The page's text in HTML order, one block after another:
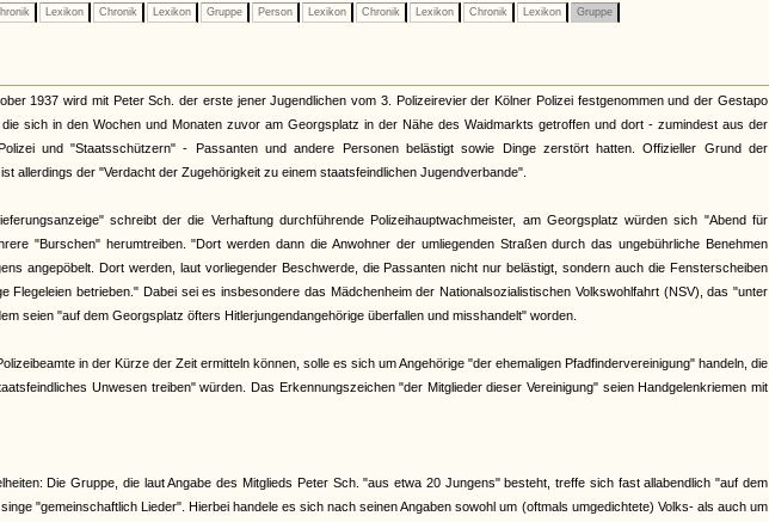
Lexikon Chronik Lexikon Gruppe Person Lexikon Chronik Lexikon Chronik Lexikon Gruppe
1937 wird mit Peter Sch. der erste jener Jugendlichen vom 3. Polizeirevier der Kölner Polizei festgenommen und der Gestapo
die sich in den Wochen und Monaten zuvor am Georgsplatz in der Nähe des Waidmarkts getroffen und dort - zumindest aus der
und "Staatsschützern" - Passanten und andere Personen belästigt sowie Dinge zerstört hatten. Offizieller Grund der
allerdings der "Verdacht der Zugehörigkeit zu einem staatsfeindlichen Jugendverbande".
schreibt der die Verhaftung durchführende Polizeihauptwachmeister, am Georgsplatz würden sich "Abend für
"Burschen" herumtreiben. "Dort werden dann die Anwohner der umliegenden Straßen durch das ungebührliche Benehmen
angepöbelt. Dort werden, laut vorliegender Beschwerde, die Passanten nicht nur belästigt, sondern auch die Fensterscheiben
Flegeleien betrieben." Dabei sei es insbesondere das Mädchenheim der Nationalsozialistischen Volkswohlfahrt (NSV), das "unter
seien "auf dem Georgsplatz öfters Hitlerjungendangehörige überfallen und misshandelt" worden.
in der Kürze der Zeit ermitteln können, solle es sich um Angehörige "der ehemaligen Pfadfindervereinigung" handeln, die
Unwesen treiben" würden. Das Erkennungszeichen "der Mitglieder dieser Vereinigung" seien Handgelenkriemen mit
Die Gruppe, die laut Angabe des Mitglieds Peter Sch. "aus etwa 20 Jungens" besteht, treffe sich fast allabendlich "auf dem
"gemeinschaftlich Lieder". Hierbei handele es sich nach seinen Angaben sowohl um (oftmals umgedichtete) Volks- als auch um